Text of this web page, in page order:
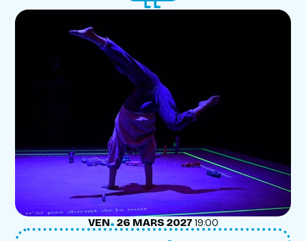
VENDREDI
VEN.26MARS
MARS 2027 19:00